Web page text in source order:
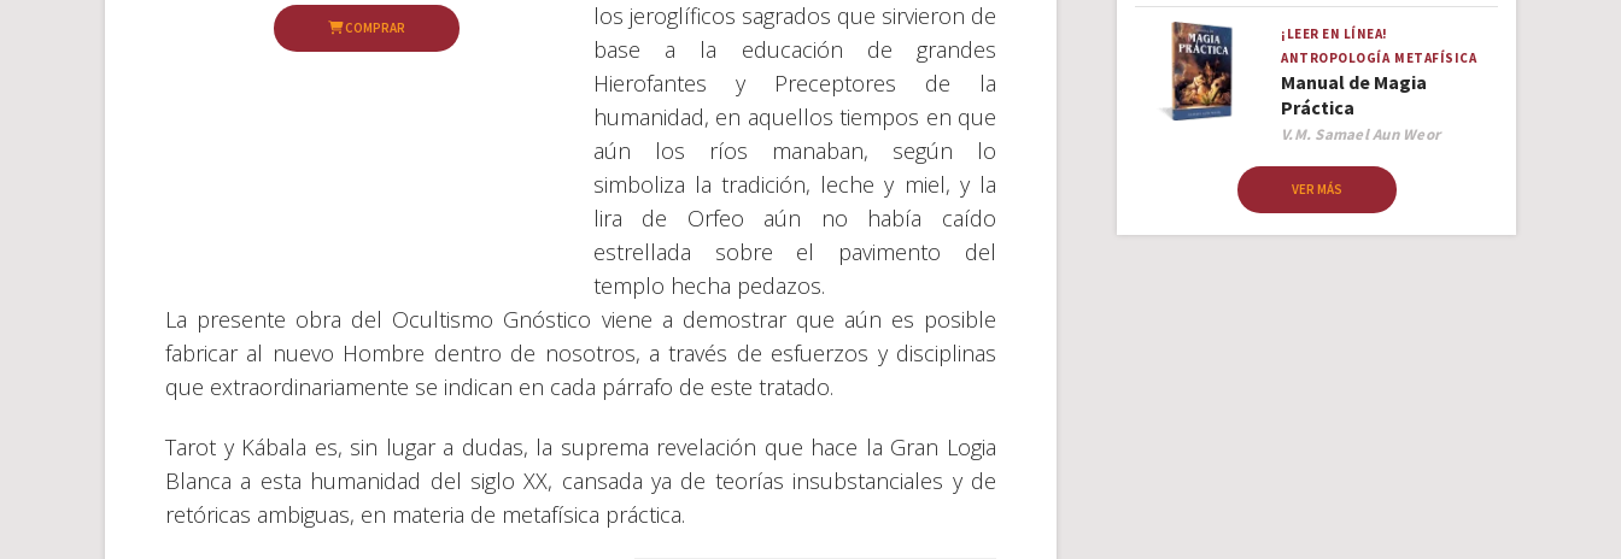
COMPRAR
los jeroglíficos sagrados que sirvieron de
base a la educación de grandes
Hierofantes y Preceptores de la
humanidad, en aquellos tiempos en que
aún los ríos manaban, según lo
simboliza la tradición, leche y miel, y la
lira de Orfeo aún no había caído
estrellada sobre el pavimento del
templo hecha pedazos.
La presente obra del Ocultismo Gnóstico viene a demostrar que aún es posible
fabricar al nuevo Hombre dentro de nosotros, a través de esfuerzos y disciplinas
que extraordinariamente se indican en cada párrafo de este tratado.
Tarot y Kábala es, sin lugar a dudas, la suprema revelación que hace la Gran Logia
Blanca a esta humanidad del siglo XX, cansada ya de teorías insubstanciales y de
retóricas ambiguas, en materia de metafísica práctica.
¡LEER EN LÍNEA!
ANTROPOLOGÍA METAFÍSICA
Manual de Magia
Práctica
Author
V.M. Samael Aun Weor
VER MÁS